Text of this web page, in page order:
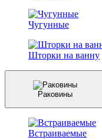
Чугунные
Шторки на ванну
Раковины
Встраиваемые